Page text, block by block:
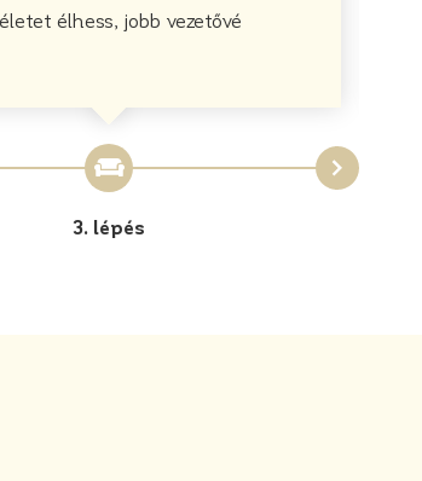
élhess, jobb vezetővé
3. lépés